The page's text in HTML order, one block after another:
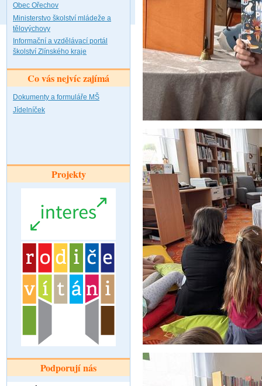
Obec Ořechov
Ministerstvo školství mládeže a
tělovýchovy
Informační a vzdělávací portál
školství Zlínského kraje
Co vás nejvíc zajímá
Dokumenty a formuláře MŠ
Jídelníček
Projekty
Podporují nás